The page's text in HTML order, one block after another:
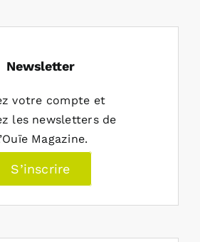
Newsletter
votre compte et
les newsletters de
Magazine.
S’inscrire